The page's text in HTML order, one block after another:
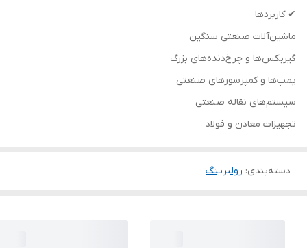
✔ کاربردها
ماشین‌آلات صنعتی سنگین
گیربکس‌ها و چرخ‌دنده‌های بزرگ
پمپ‌ها و کمپرسورهای صنعتی
سیستم‌های نقاله صنعتی
تجهیزات معادن و فولاد
دسته‌بندی: رولبرینگ